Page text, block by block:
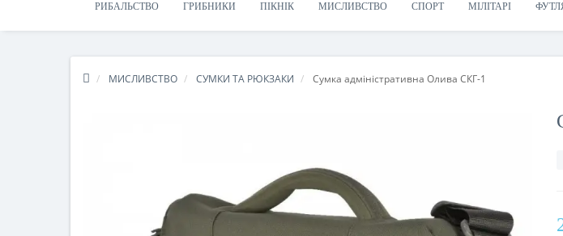
РИБАЛЬСТВО ГРИБНИКИ ПІКНІК МИСЛИВСТВО СПОРТ МІЛІТАРІ
МИСЛИВСТВО СУМКИ ТА РЮКЗАКИ Сумка адміністративна Олива СКГ-1